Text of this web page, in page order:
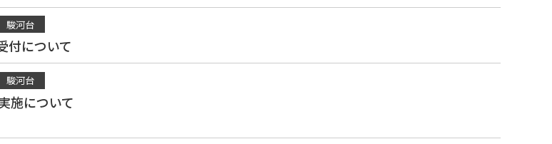
駿河台
付について
駿河台
施について